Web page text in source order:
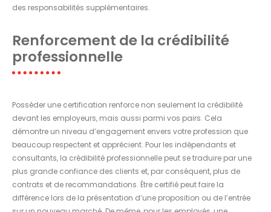
des responsabilités supplémentaires.
Renforcement de la crédibilité
professionnelle
Posséder une certification renforce non seulement la crédibilité
devant les employeurs, mais aussi parmi vos pairs. Cela
démontre un niveau d’engagement envers votre profession que
beaucoup respectent et apprécient. Pour les indépendants et
consultants, la crédibilité professionnelle peut se traduire par une
plus grande confiance des clients et, par conséquent, plus de
contrats et de recommandations. Être certifié peut faire la
différence lors de la présentation d’une proposition ou de l’entrée